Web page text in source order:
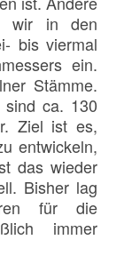
wir in den
bis viermal
ein.
Stämme.
ca. 130
Ziel ist es,
entwickeln,
das wieder
Bisher lag
für die
immer